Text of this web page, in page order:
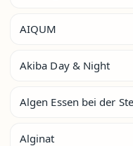
AIQUM
Akiba Day & Night
Algen Essen bei der
Alginat